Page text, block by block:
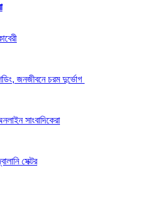
জনজীবনে চরম দুর্ভোগ
সাংবাদিকেরা
সেক্টর